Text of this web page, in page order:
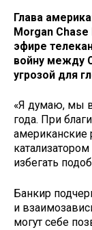
Глава
Morgan
эфире
войну между
угрозой для
«Я думаю, мы
года. При
американские
избегать
Банкир
и
могут себе